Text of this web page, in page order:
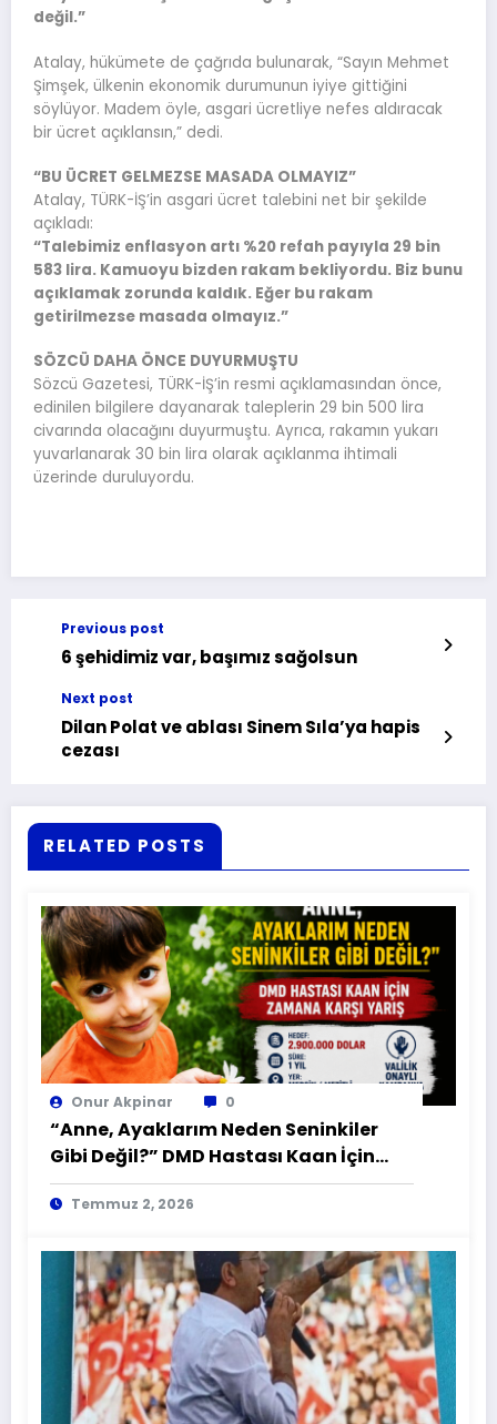
değil.”
Atalay, hükümete de çağrıda bulunarak, “Sayın Mehmet
Şimşek, ülkenin ekonomik durumunun iyiye gittiğini
söylüyor. Madem öyle, asgari ücretliye nefes aldıracak
bir ücret açıklansın,” dedi.
“BU ÜCRET GELMEZSE MASADA OLMAYIZ”
Atalay, TÜRK-İŞ’in asgari ücret talebini net bir şekilde
açıkladı:
“Talebimiz enflasyon artı %20 refah payıyla 29 bin
583 lira. Kamuoyu bizden rakam bekliyordu. Biz bunu
açıklamak zorunda kaldık. Eğer bu rakam
getirilmezse masada olmayız.”
SÖZCÜ DAHA ÖNCE DUYURMUŞTU
Sözcü Gazetesi, TÜRK-İŞ’in resmi açıklamasından önce,
edinilen bilgilere dayanarak taleplerin 29 bin 500 lira
civarında olacağını duyurmuştu. Ayrıca, rakamın yukarı
yuvarlanarak 30 bin lira olarak açıklanma ihtimali
üzerinde duruluyordu.
Previous post
6 şehidimiz var, başımız sağolsun
Next post
Dilan Polat ve ablası Sinem Sıla’ya hapis
cezası
RELATED POSTS
Onur Akpinar 0
“Anne, Ayaklarım Neden Seninkiler
Gibi Değil?” DMD Hastası Kaan İçin
Zamana Karşı Yarış
Temmuz 2, 2026